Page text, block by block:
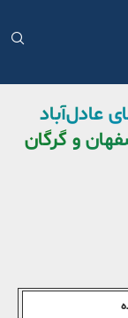
عادل‌آباد
و گرگان